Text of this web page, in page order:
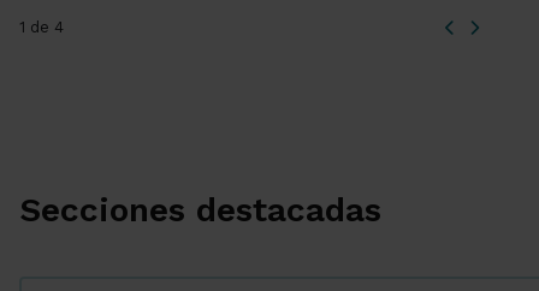
1 de 4
Secciones destacadas